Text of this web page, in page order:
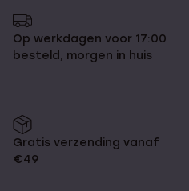
Op werkdagen voor 17:00
besteld, morgen in huis
Gratis verzending vanaf
€49